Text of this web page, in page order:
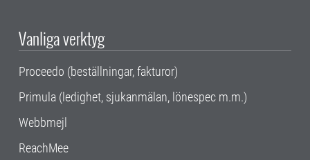
Vanliga verktyg
Proceedo (beställningar, fakturor)
Primula (ledighet, sjukanmälan, lönespec m.m.)
Webbmejl
ReachMee